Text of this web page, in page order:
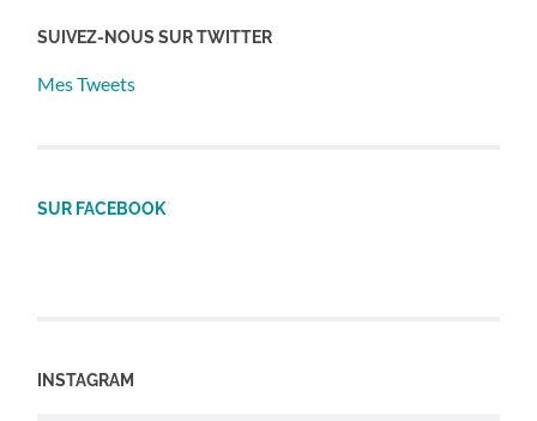
SUIVEZ-NOUS SUR TWITTER
Mes Tweets
SUR FACEBOOK
INSTAGRAM